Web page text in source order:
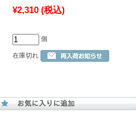
¥2,310 (税込)
個
在庫切れ